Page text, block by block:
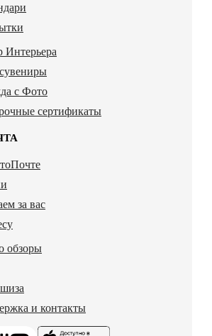
Интерьера
с Фото
сертификаты
за вас
обзоры
и контакты